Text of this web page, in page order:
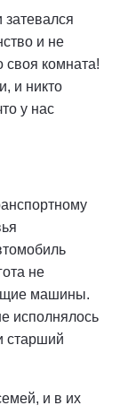
и не
своя комната!
и никто
у нас
не
машины.
исполнялось
старший
и в их